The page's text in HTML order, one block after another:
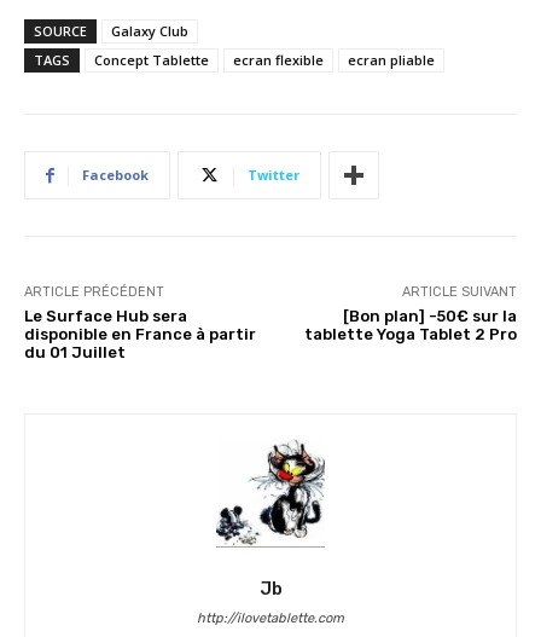
SOURCE
Galaxy Club
TAGS
Concept Tablette ecran flexible ecran pliable
Facebook Twitter
ARTICLE PRÉCÉDENT
Le Surface Hub sera
disponible en France à partir
du 01 Juillet
ARTICLE SUIVANT
[Bon plan] -50€ sur la
tablette Yoga Tablet 2 Pro
Jb
http://ilovetablette.com